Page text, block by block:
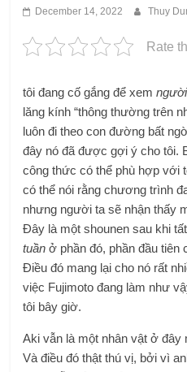
December 14, 2022 Thuy
Rate
tôi đang cố gắng để xem
lăng kính “thông thường trên
luôn đi theo con đường bất
đây nó đã được gợi ý cho tôi.
công thức có thể phù hợp với
có thể nói rằng chương trình
nhưng người ta sẽ nhận thấy
Đây là một shounen sau khi
tuần ở phần đó, phần đầu tiên
Điều đó mang lại cho nó rất
việc Fujimoto đang làm như
tôi bây giờ.
Aki vẫn là một nhân vật ở đây
Và điều đó thật thú vị, bởi vì